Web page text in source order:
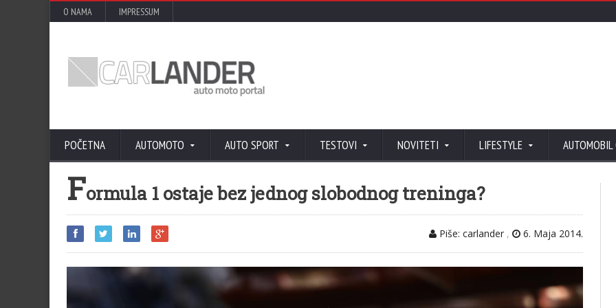
O NAMA IMPRESSUM
POČETNA AUTOMOTO AUTO SPORT TESTOVI NOVITETI LIFESTYLE AUTOMOBIL
Formula 1 ostaje bez jednog slobodnog treninga?
Piše: carlander , 6. Maja 2014.